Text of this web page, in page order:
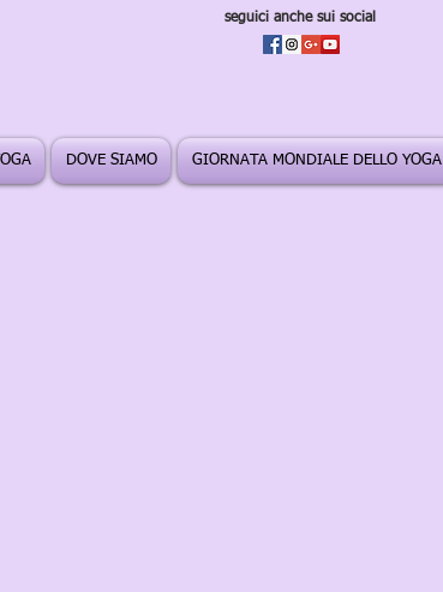
seguici anche sui social
DOVE SIAMO GIORNATA MONDIALE DELLO YOGA